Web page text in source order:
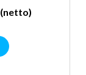
(netto)